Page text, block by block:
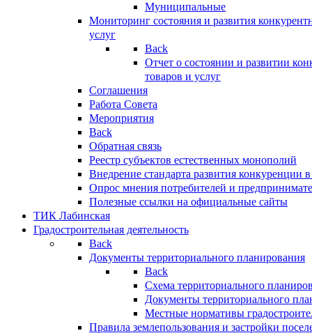
Муниципальные
Мониторинг состояния и развития
услуг
Back
Отчет о состоянии и развитии
товаров и услуг
Соглашения
Работа Совета
Мероприятия
Back
Обратная связь
Реестр субъектов естественных монополий
Внедрение стандарта развития конкуренции
Опрос мнения потребителей и
Полезные ссылки на официальные сайты
ТИК Лабинская
Градостроительная деятельность
Back
Документы территориального планирования
Back
Схема территориального
Документы территориального
Местные нормативы
Правила землепользования и застройки